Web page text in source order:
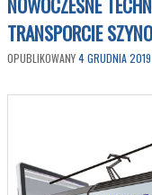
TRANSPORCIE
OPUBLIKOWANY4 GRUDNIA 2019